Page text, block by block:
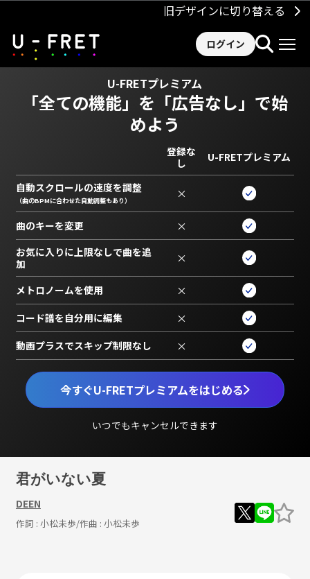
旧デザインに切り替える
ログイン
U-FRETプレミアム
「全ての機能」を 「広告なし」で始
めよう
今すぐU-FRETプレミアムをはじめる
いつでもキャンセルできます
登録な
し
U-FRETプレミアム
自動スクロールの速度を調整
（曲のBPMに合わせた自動調整もあり） ×
曲のキーを変更 ×
お気に入りに上限なしで曲を追
加
×
メトロノームを使用 ×
コード譜を自分用に編集 ×
動画プラスでスキップ制限なし ×
君がいない夏
DEEN
作詞 : 小松未歩/作曲 : 小松未歩